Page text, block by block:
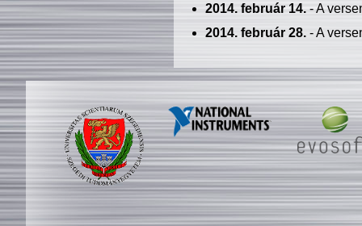
2014. február 14.- A
2014. február 28.- A